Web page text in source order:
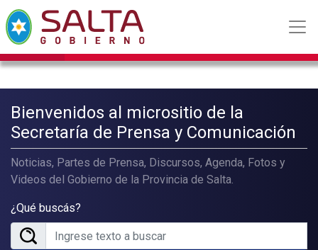
Bienvenidos al micrositio de la
Secretaría de Prensa y Comunicación
Noticias, Partes de Prensa, Discursos, Agenda, Fotos y
Videos del Gobierno de la Provincia de Salta.
¿Qué buscás?